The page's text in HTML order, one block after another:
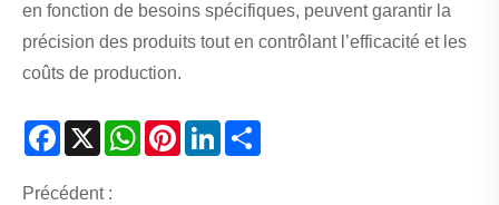
en fonction de besoins spécifiques, peuvent garantir la
précision des produits tout en contrôlant l’efficacité et les
coûts de production.
Facebook
X WhatsAppPinterestLinkedIn
Précédent :